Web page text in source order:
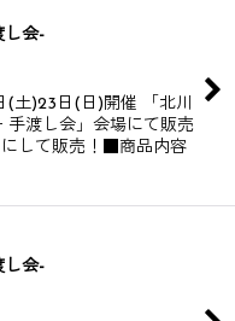
し会-
(土)23日(日)開催 「北川
手渡し会」会場にて販売
して販売！​​ ​​ ■商品内容
し会-